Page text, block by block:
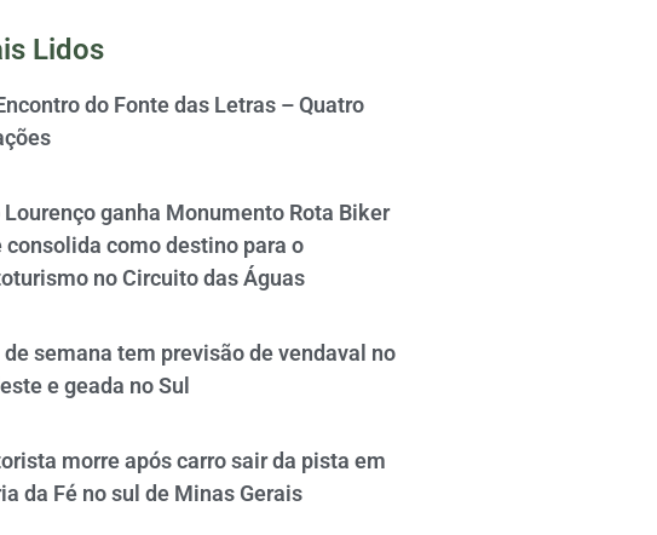
Lidos
do Fonte das Letras – Quatro
Lourenço ganha Monumento Rota Biker
consolida como destino para o
no Circuito das Águas
de semana tem previsão de vendaval no
e geada no Sul
morre após carro sair da pista em
da Fé no sul de Minas Gerais